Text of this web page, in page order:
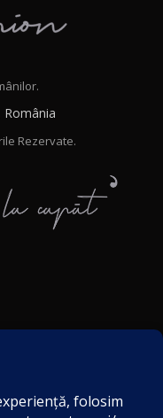
România
Rezervate.